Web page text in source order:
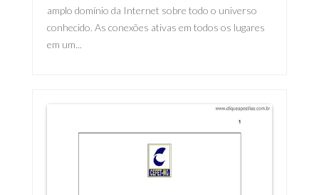
amplo domínio da Internet sobre todo o universo
conhecido. As conexões ativas em todos os lugares
em um...